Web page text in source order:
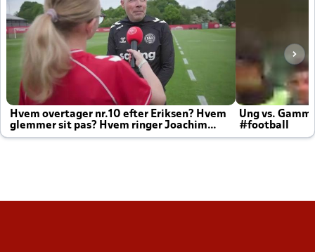
Hvem overtager nr.10 efter Eriksen? Hvem
glemmer sit pas? Hvem ringer Joachim
altid til efter kampe?
Ung vs.
#football